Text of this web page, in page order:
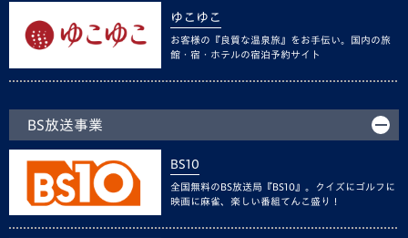
ゆこゆこ
お客様の『良質な温泉旅』をお手伝い。国内の旅
館・宿・ホテルの宿泊予約サイト
BS放送事業
BS10
全国無料のBS放送局『BS10』。クイズにゴルフに
映画に麻雀、楽しい番組てんこ盛り！